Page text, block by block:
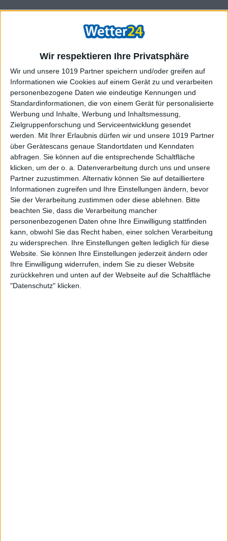
Wir respektieren Ihre Privatsphäre
Wir und unsere 1019 Partner speichern und/oder greifen auf
Informationen wie Cookies auf einem Gerät zu und verarbeiten
personenbezogene Daten wie eindeutige Kennungen und
Standardinformationen, die von einem Gerät für personalisierte
Werbung und Inhalte, Werbung und Inhaltsmessung,
Zielgruppenforschung und Serviceentwicklung gesendet
werden.
Mit Ihrer Erlaubnis dürfen wir und unsere 1019 Partner
über Gerätescans genaue Standortdaten und Kenndaten
abfragen. Sie können auf die entsprechende Schaltfläche
klicken, um der o. a. Datenverarbeitung durch uns und unsere
Partner zuzustimmen. Alternativ können Sie auf detailliertere
Informationen zugreifen und Ihre Einstellungen ändern, bevor
Sie der Verarbeitung zustimmen oder diese ablehnen.
Bitte
beachten Sie, dass die Verarbeitung mancher
personenbezogenen Daten ohne Ihre Einwilligung stattfinden
kann, obwohl Sie das Recht haben, einer solchen Verarbeitung
zu widersprechen. Ihre Einstellungen gelten lediglich für diese
Website. Sie können Ihre Einstellungen jederzeit ändern oder
Ihre Einwilligung widerrufen, indem Sie zu dieser Website
zurückkehren und unten auf der Webseite auf die Schaltfläche
"Datenschutz" klicken.